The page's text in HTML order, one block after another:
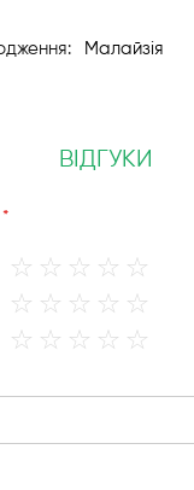
Малайзія
ВІДГУКИ
1
2
3
4
1
2
3
4
1
2
3
4